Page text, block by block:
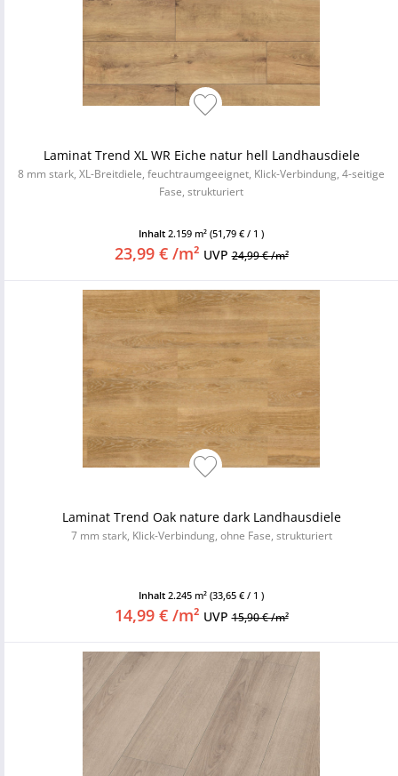
Laminat Trend XL WR Eiche natur hell Landhausdiele
8 mm stark, XL-Breitdiele, feuchtraumgeeignet, Klick-Verbindung, 4-seitige
Fase, strukturiert
Inhalt 2.159 m² (51,79 € / 1 )
23,99 € /m² UVP24,99 € /m²
Laminat Trend Oak nature dark Landhausdiele
7 mm stark, Klick-Verbindung, ohne Fase, strukturiert
Inhalt 2.245 m² (33,65 € / 1 )
14,99 € /m² UVP15,90 € /m²